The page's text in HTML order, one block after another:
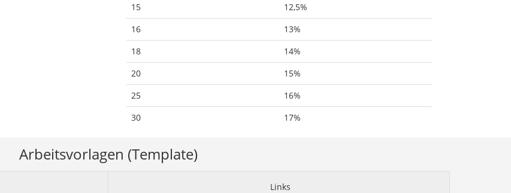
15
12,5%
16
13%
18
14%
20
15%
25
16%
30
17%
Arbeitsvorlagen (Template)
Links